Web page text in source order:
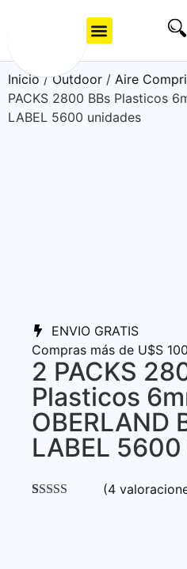
Inicio/Outdoor / Aire
PACKS 2800 BBs Plasticos
LABEL 5600 unidades
ENVIO GRATIS
Compras más de U$S 100
2 PACKS
Plasticos
OBERLAND
LABEL
(4